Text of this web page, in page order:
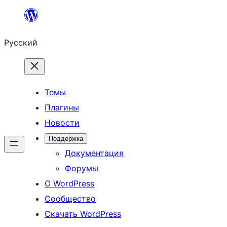
Перейти
содержимому
Русский
Темы
Плагины
Новости
Поддержка
Документация
Форумы
О WordPress
Сообщество
Скачать WordPress